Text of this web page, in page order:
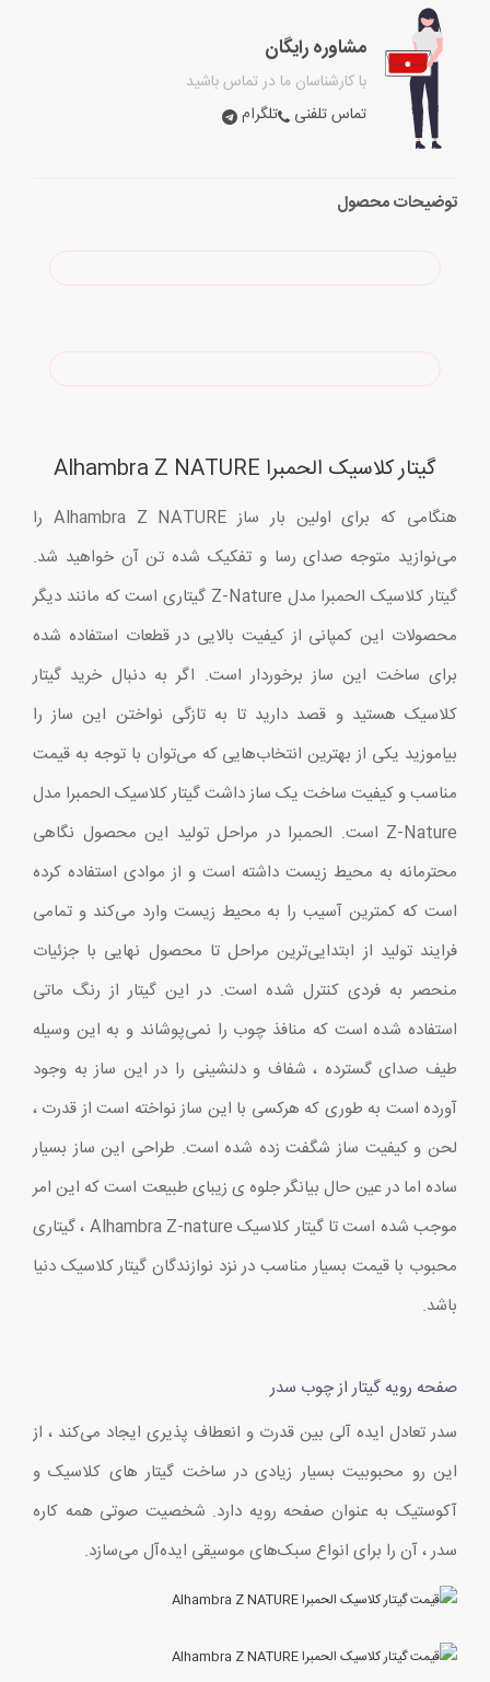
مشاوره رایگان
با کارشناسان ما در تماس باشید
تماس تلفنی
تلگرام
توضیحات محصول
گیتار کلاسیک الحمبرا Alhambra Z NATURE
هنگامی که برای اولین بار ساز Alhambra Z NATURE را
می‌نوازید متوجه صدای رسا و تفکیک شده تن آن خواهید شد.
گیتار کلاسیک الحمبرا مدل Z-Nature گیتاری است که مانند دیگر
محصولات این کمپانی از کیفیت بالایی در قطعات استفاده شده
برای ساخت این ساز برخوردار است. اگر به دنبال خرید گیتار
کلاسیک هستید و قصد دارید تا به تازگی نواختن این ساز را
بیاموزید یکی از بهترین انتخاب‌هایی که می‌توان با توجه به قیمت
مناسب و کیفیت ساخت یک ساز داشت گیتار کلاسیک الحمبرا مدل
Z-Nature است. الحمبرا در مراحل تولید این محصول نگاهی
محترمانه به محیط زیست داشته است و از موادی استفاده کرده
است که کمترین آسیب را به محیط زیست وارد می‌کند و تمامی
فرایند تولید از ابتدایی‌ترین مراحل تا محصول نهایی با جزئیات
منحصر به فردی کنترل شده است. در این گیتار از رنگ ماتی
استفاده شده است که منافذ چوب را نمی‌پوشاند و به این وسیله
طیف صدای گسترده ، شفاف و دلنشینی را در این ساز به وجود
آورده است به طوری که هرکسی با این ساز نواخته است از قدرت ،
لحن و کیفیت ساز شگفت زده شده است. طراحی این ساز بسیار
ساده اما در عین حال بیانگر جلوه ی زیبای طبیعت است که این امر
موجب شده است تا گیتار کلاسیک Alhambra Z-nature ، گیتاری
محبوب با قیمت بسیار مناسب در نزد نوازندگان گیتار کلاسیک دنیا
باشد.
صفحه رویه گیتار از چوب سدر
سدر تعادل ایده آلی بین قدرت و انعطاف پذیری ایجاد می‌کند ، از
این رو محبوبیت بسیار زیادی در ساخت گیتار های کلاسیک و
آکوستیک به عنوان صفحه رویه دارد. شخصیت صوتی همه کاره
سدر ، آن را برای انواع سبک‌های موسیقی ایده‌آل می‌سازد.